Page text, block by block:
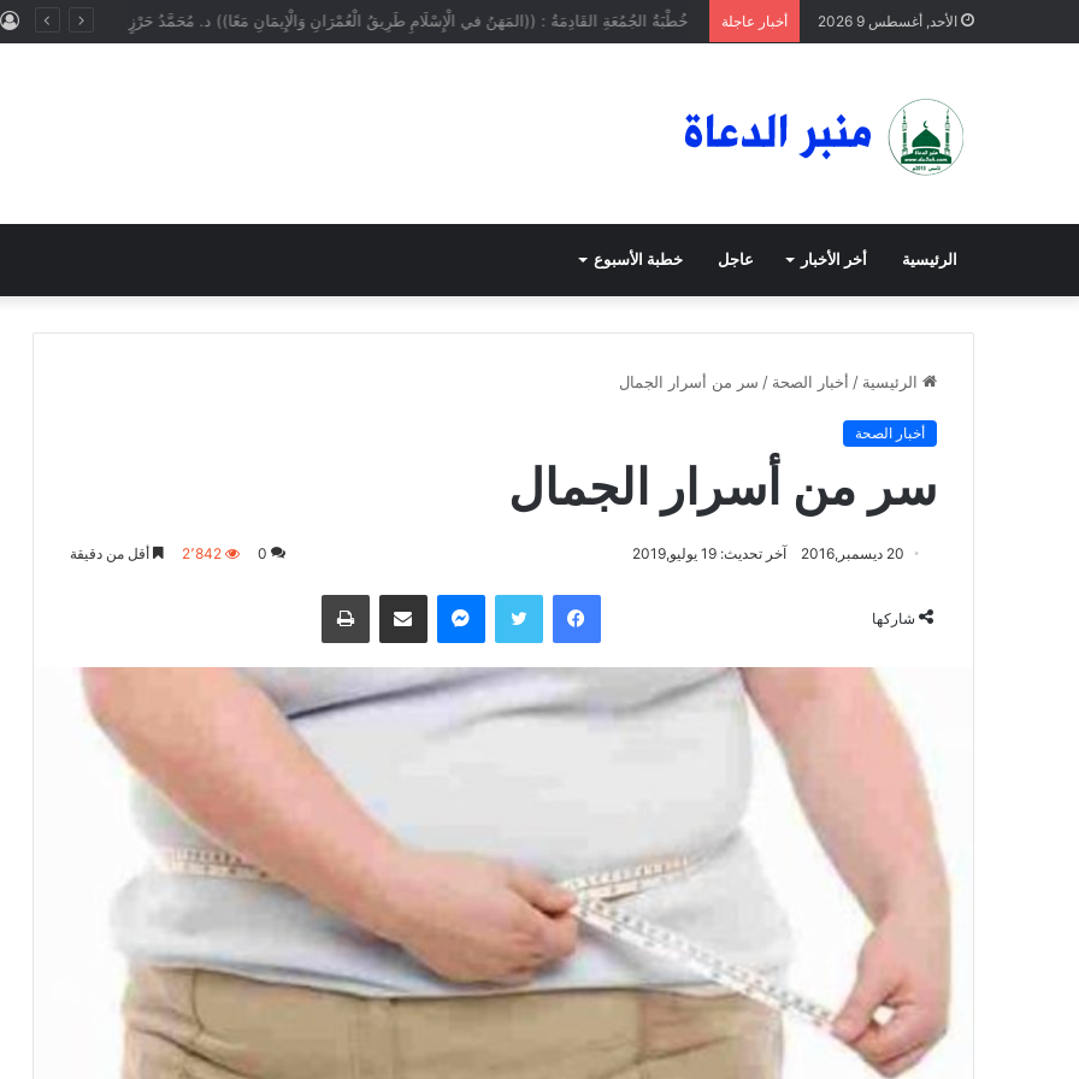
الأحد, أغسطس 9 2026 أخبار عاجلة خُطْبَةُ الجُمُعَةِ القَادِمَةُ : ((المَهَنُ في الْإِسْلَامِ طَرِيقُ الْعُمْرَانِ وَالْإِيمَانِ مَعًا)) د. مُحَمَّدُ حَرْزٍ
الرئيسية أخر الأخبار عاجل خطبة الأسبوع
الرئيسية / أخبار الصحة / سر من أسرار الجمال
أخبار الصحة
سر من أسرار الجمال
20 ديسمبر,2016 آخر تحديث: 19 يوليو,2019 0 2٬842 أقل من دقيقة
شاركها
فيسبوك